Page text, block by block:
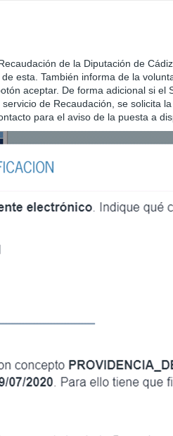
de la Diputación de
esta. También informa de la
aceptar. De forma adicional si el
de Recaudación, se solicita
para el aviso de la puesta a